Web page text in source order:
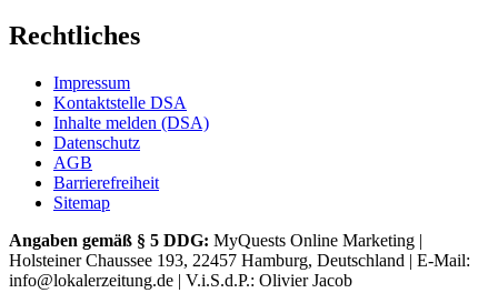
Rechtliches
Impressum
Kontaktstelle DSA
Inhalte melden (DSA)
Datenschutz
AGB
Barrierefreiheit
Sitemap
Angaben gemäß § 5 DDG: MyQuests Online Marketing |
Holsteiner Chaussee 193, 22457 Hamburg, Deutschland | E-Mail:
info@lokalerzeitung.de | V.i.S.d.P.: Olivier Jacob